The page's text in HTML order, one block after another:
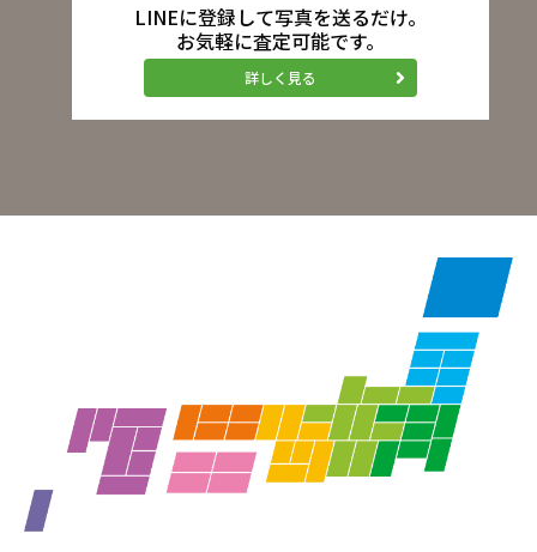
LINEに登録して写真を送るだけ。
お気軽に査定可能です。
詳しく見る